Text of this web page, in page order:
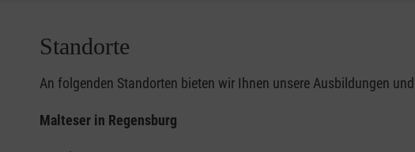
Standorte
An folgenden Standorten bieten wir Ihnen unsere Ausbildungen
Malteser in Regensburg